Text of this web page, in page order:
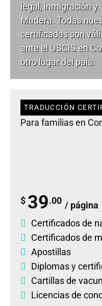
legal, inmigración y
Madera. Todas
certificadas son
ante el USCIS en
otro lugar del país.
TRADUCCIÓN
Para familias en
$ 39.00 / página
Certificados de
Certificados de
Apostillas
Diplomasy
Cartillas de
Licencias de